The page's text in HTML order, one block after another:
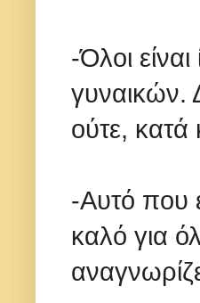
-Όλοι
γυναικών.
ούτε,
-Αυτό που
καλό για